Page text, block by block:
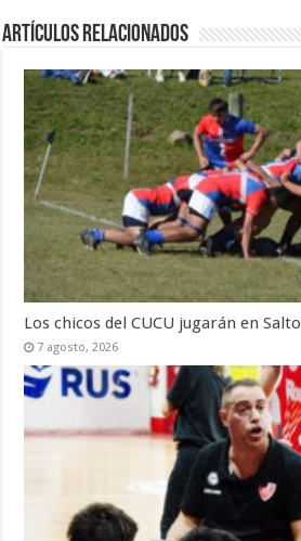
Artículos Relacionados
Los chicos del CUCU jugarán en Salto
7 agosto, 2026